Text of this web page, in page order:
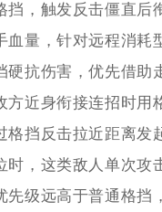
挡，触发反击僵直后
血量，针对远程消耗
硬抗伤害，优先借助
方近身衔接连招时用
格挡反击拉近距离发
时，这类敌人单次攻
先级远高于普通格挡